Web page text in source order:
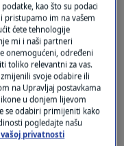
kao što su podaci
pristupamo im na vašem
ćete tehnologije
mi i naši partneri
onemogućeni, određeni
toliko relevantni za vas.
svoje odabire ili
na Upravljaj postavkama
u donjem lijevom
se odabiri primijeniti kako
pogledajte našu
privatnosti